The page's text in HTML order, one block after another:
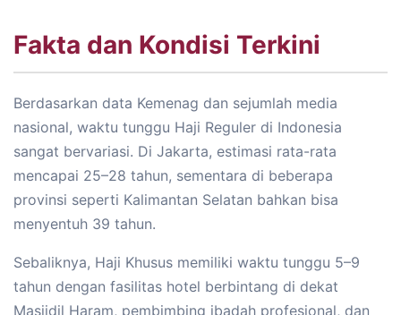
Fakta dan Kondisi Terkini
Berdasarkan data Kemenag dan sejumlah media
nasional, waktu tunggu Haji Reguler di Indonesia
sangat bervariasi. Di Jakarta, estimasi rata-rata
mencapai 25–28 tahun, sementara di beberapa
provinsi seperti Kalimantan Selatan bahkan bisa
menyentuh 39 tahun.
Sebaliknya, Haji Khusus memiliki waktu tunggu 5–9
tahun dengan fasilitas hotel berbintang di dekat
Masjidil Haram, pembimbing ibadah profesional, dan